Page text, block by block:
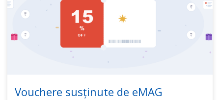
Vouchere susținute de eMAG